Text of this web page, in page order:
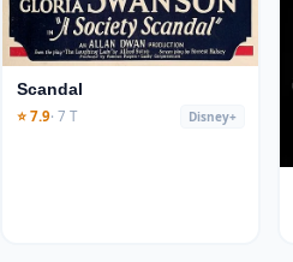
Scandal
⭐ 7.9· 7 T Disney+